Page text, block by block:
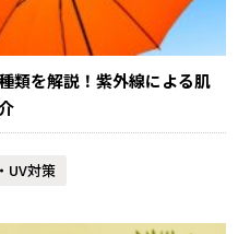
類を解説！紫外線による肌
UV対策